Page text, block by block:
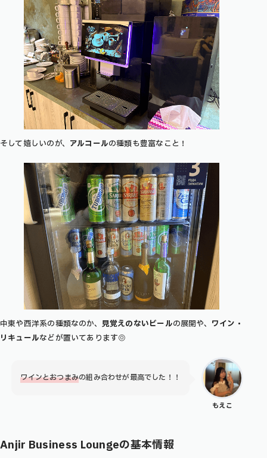
そして嬉しいのが、 アルコールの種類も豊富なこと！
中東や西洋系の種類なのか、 見覚えのないビールの展開や、 ワイン・
リキュールなどが置いてあります◎
もえこ
ワインとおつまみの組み合わせが最高でした！！
Anjir Business Loungeの基本情報